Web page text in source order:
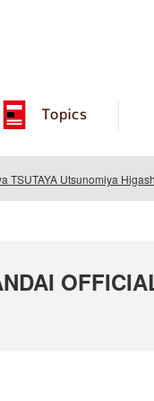
Topics
TSUTAYA Utsunomiya